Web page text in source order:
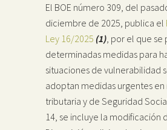
El BOE número 309, del
diciembre de 2025, publica el
Ley 16/2025 (1) , por el que
determinadas medidas para
situaciones de vulnerabilidad
adoptan medidas urgentes en
tributaria y de Seguridad
14, se incluye la modificación